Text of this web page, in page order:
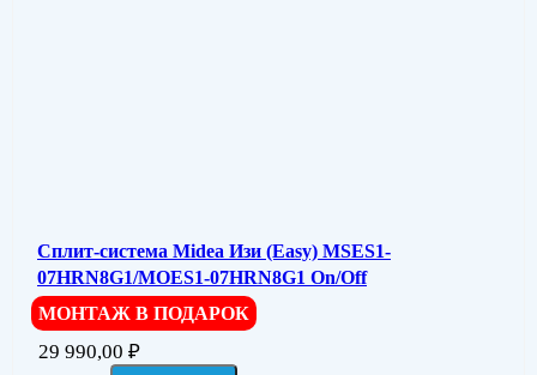
Сплит-система Midea Изи (Easy) MSES1-
07HRN8G1/MOES1-07HRN8G1 On/Off
МОНТАЖ В ПОДАРОК
29 990,00 ₽